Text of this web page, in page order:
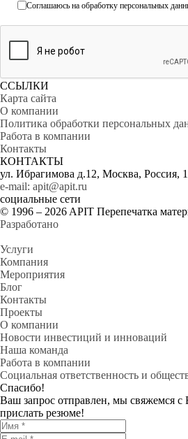
Соглашаюсь на обработку персональных
ССЫЛКИ
Карта сайта
О компании
Политика обработки персональных
Работа в компании
Контакты
КОНТАКТЫ
ул. Ибрагимова д.12, Москва, Россия,
e-mail: apit@apit.ru
социальные сети
© 1996 – 2026 APIT Перепечатка
Разработано
Услуги
Компания
Мероприятия
Блог
Контакты
Проекты
О компании
Новости инвестиций и инноваций
Наша команда
Работа в компании
Социальная ответственность и
Спасибо!
Ваш запрос отправлен, мы свяжемся
прислать резюме!